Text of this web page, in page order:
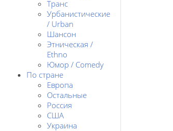
Транс
Урбанистические
/ Urban
Шансон
Этническая /
Ethno
Юмор / Comedy
По стране
Европа
Остальные
Россия
США
Украина